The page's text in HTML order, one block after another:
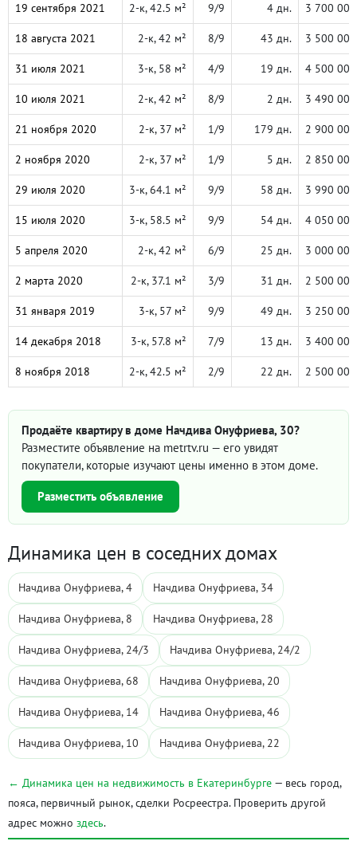
19 сентября 2021 2-к, 42.5 м² 9/9 4 дн. 3 700 000
18 августа 2021 2-к, 42 м² 8/9 43 дн. 3 500 000
31 июля 2021 3-к, 58 м² 4/9 19 дн. 4 500 000
10 июля 2021 2-к, 42 м² 8/9 2 дн. 3 490 000
21 ноября 2020 2-к, 37 м² 1/9 179 дн. 2 900 000
2 ноября 2020 2-к, 37 м² 1/9 5 дн. 2 850 000
29 июля 2020 3-к, 64.1 м² 9/9 58 дн. 3 990 000
15 июля 2020 3-к, 58.5 м² 9/9 54 дн. 4 050 000
5 апреля 2020 2-к, 42 м² 6/9 25 дн. 3 000 000
2 марта 2020 2-к, 37.1 м² 3/9 31 дн. 2 500 000
31 января 2019 3-к, 57 м² 9/9 49 дн. 3 250 000
14 декабря 2018 3-к, 57.8 м² 7/9 13 дн. 3 400 000
8 ноября 2018 2-к, 42.5 м² 2/9 22 дн. 2 500 000
Продаёте квартиру в доме Начдива Онуфриева, 30?
Разместите объявление на metrtv.ru — его увидят
покупатели, которые изучают цены именно в этом доме.
Разместить объявление
Динамика цен в соседних домах
Начдива Онуфриева, 4 Начдива Онуфриева, 34
Начдива Онуфриева, 8 Начдива Онуфриева, 28
Начдива Онуфриева, 24/3 Начдива Онуфриева, 24/2
Начдива Онуфриева, 68 Начдива Онуфриева, 20
Начдива Онуфриева, 14 Начдива Онуфриева, 46
Начдива Онуфриева, 10 Начдива Онуфриева, 22
← Динамика цен на недвижимость в Екатеринбурге — весь город,
пояса, первичный рынок, сделки Росреестра. Проверить другой
адрес можно здесь.